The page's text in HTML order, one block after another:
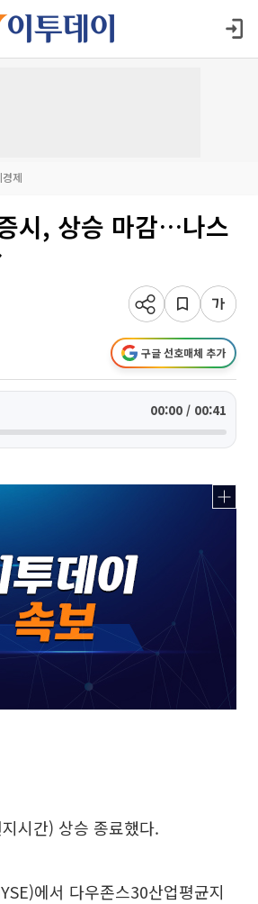
제
시, 상승 마감…나스
구글 선호매체 추가
00:00 / 00:41
시간) 상승 종료했다.
에서 다우존스30산업평균지